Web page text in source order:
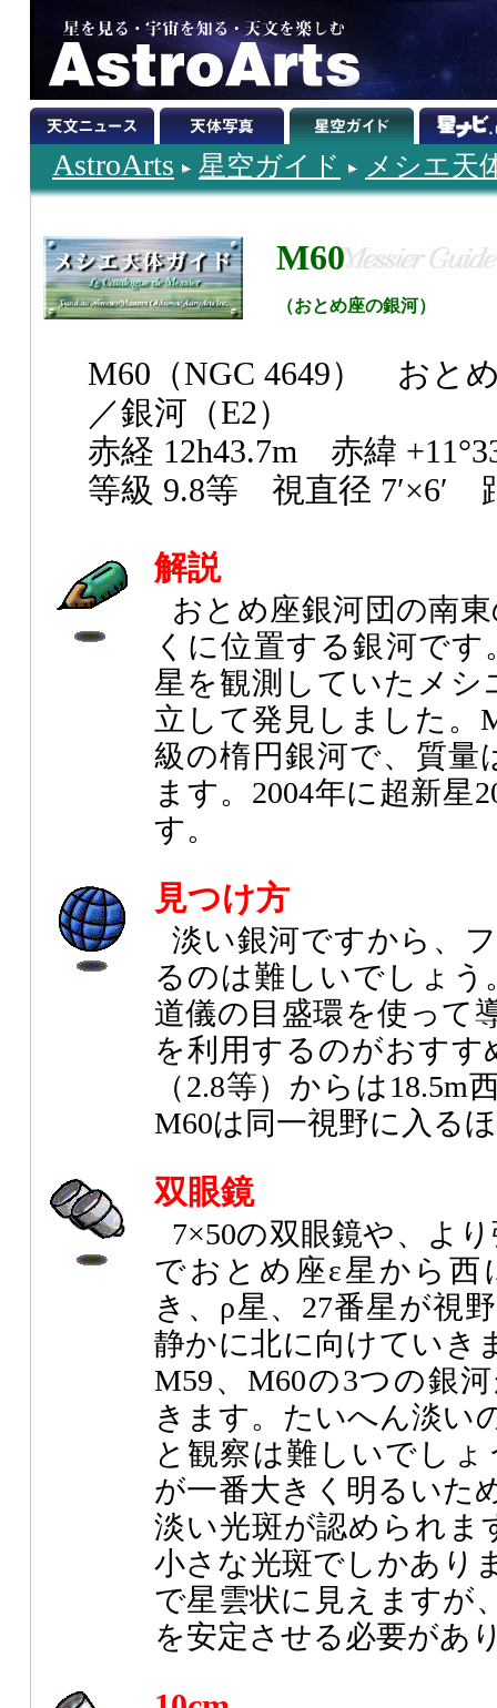
AstroArts 星空ガイド メシエ天
M60
（おとめ座の銀河）
M60（NGC 4649） おと
／銀河（E2）
赤経 12h43.7m 赤緯
等級 9.8等 視直径 7′×6′
解説
おとめ座銀河団の南
くに位置する銀河です
星を観測していたメシ
立して発見しました。
級の楕円銀河で、質量
ます。2004年に超新星
す。
見つけ方
淡い銀河ですから、
るのは難しいでしょう
道儀の目盛環を使って
を利用するのがおすす
（2.8等）からは18.5m
M60は同一視野に入る
双眼鏡
7×50の双眼鏡や、よ
でおとめ座ε星から
き、ρ星、27番星が視
静かに北に向けていき
M59、M60の3つの銀
きます。たいへん淡い
と観察は難しいでし
が一番大きく明るいた
淡い光斑が認められま
小さな光斑でしかあり
で星雲状に見えますが
を安定させる必要があ